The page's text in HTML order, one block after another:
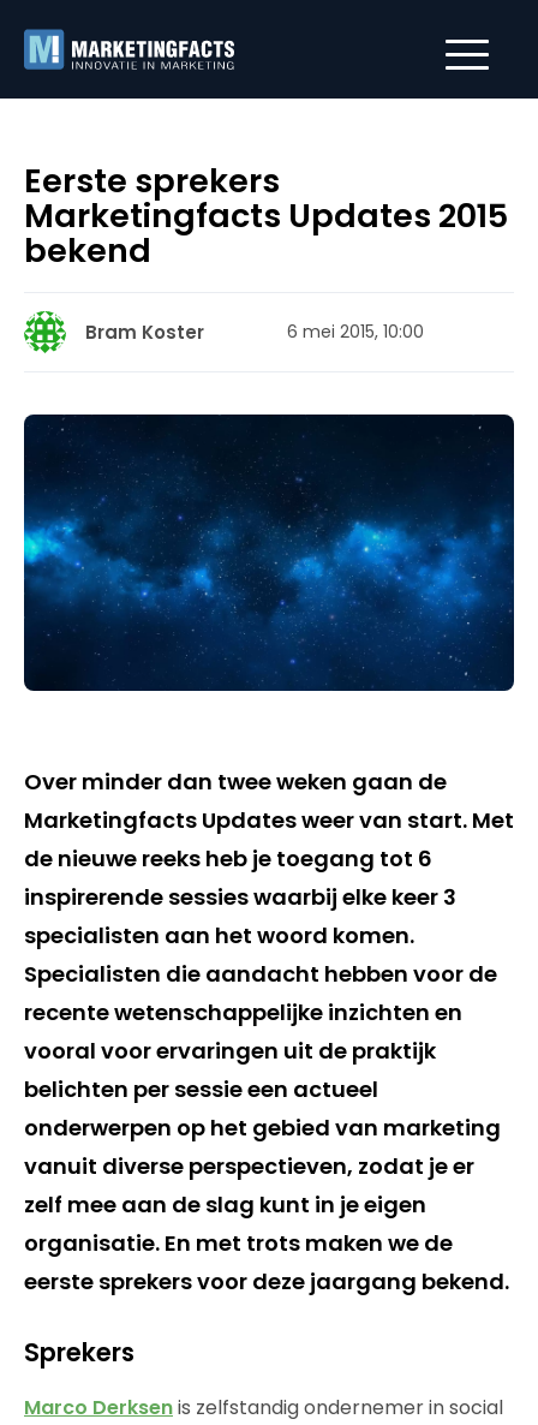
Eerste sprekers
Marketingfacts Updates 2015
bekend
Bram Koster 6 mei 2015, 10:00
Over minder dan twee weken gaan de
Marketingfacts Updates weer van start. Met
de nieuwe reeks heb je toegang tot 6
inspirerende sessies waarbij elke keer 3
specialisten aan het woord komen.
Specialisten die aandacht hebben voor de
recente wetenschappelijke inzichten en
vooral voor ervaringen uit de praktijk
belichten per sessie een actueel
onderwerpen op het gebied van marketing
vanuit diverse perspectieven, zodat je er
zelf mee aan de slag kunt in je eigen
organisatie. En met trots maken we de
eerste sprekers voor deze jaargang bekend.
Sprekers
Marco Derksenis zelfstandig ondernemer in social